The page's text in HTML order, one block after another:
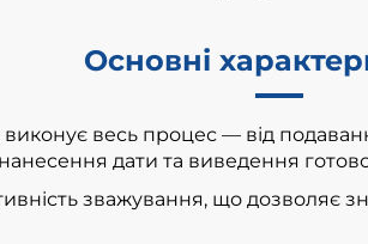
Основні
весь процес — від
дати та виведення
зважування, що дозволяє